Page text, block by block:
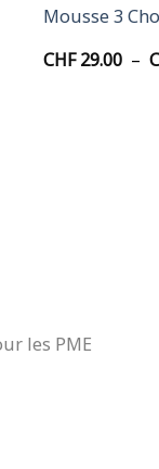
Mousse 3
CHF29.00 –
les PME